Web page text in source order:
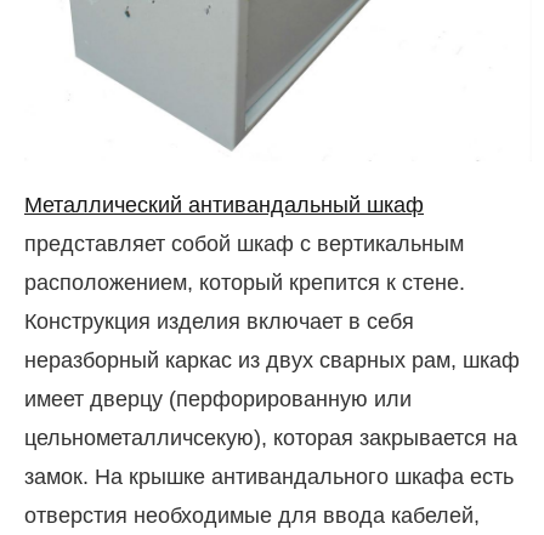
Металлический антивандальный шкаф
представляет собой шкаф с вертикальным
расположением, который крепится к стене.
Конструкция изделия включает в себя
неразборный каркас из двух сварных рам, шкаф
имеет дверцу (перфорированную или
цельнометалличсекую), которая закрывается на
замок. На крышке антивандального шкафа есть
отверстия необходимые для ввода кабелей,